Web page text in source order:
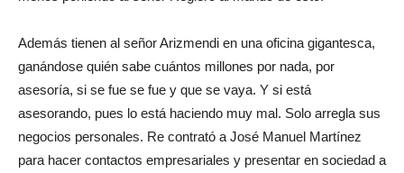
Además tienen al señor Arizmendi en una oficina gigantesca,
ganándose quién sabe cuántos millones por nada, por
asesoría, si se fue se fue y que se vaya. Y si está
asesorando, pues lo está haciendo muy mal. Solo arregla sus
negocios personales. Re contrató a José Manuel Martínez
para hacer contactos empresariales y presentar en sociedad a